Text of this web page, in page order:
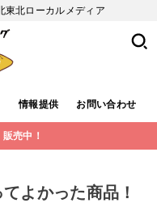
東北ローカルメディア
情報提供 お問い合わせ
売中！
よかった商品！